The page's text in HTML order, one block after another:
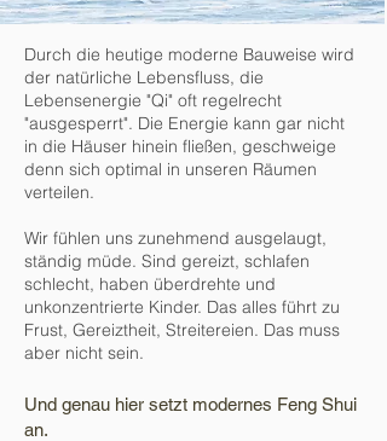
Durch die heutige moderne Bauweise wird
der natürliche Lebensfluss, die
Lebensenergie "Qi" oft regelrecht
"ausgesperrt". Die Energie kann gar nicht
in die Häuser hinein fließen, geschweige
denn sich optimal in unseren Räumen
verteilen.
Wir fühlen uns zunehmend ausgelaugt,
ständig müde. Sind gereizt, schlafen
schlecht, haben überdrehte und
unkonzentrierte Kinder. Das alles führt zu
Frust, Gereiztheit, Streitereien. Das muss
aber nicht sein.
Und genau hier setzt modernes Feng Shui
an.